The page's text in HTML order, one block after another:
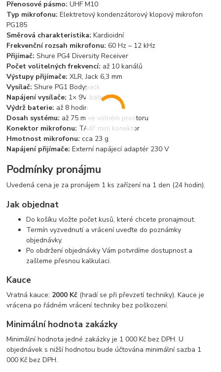
Přenosové pásmo: UHF M10
Typ mikrofonu: Elektretový kondenzátorový klopový mikrofon
PG185
Směrová charakteristika: Kardioidní
Frekvenční rozsah mikrofonu: 60 Hz – 12 kHz
Přijímač: Shure PG4 Diversity Receiver
Počet volitelných frekvencí: až 10 kanálů
Výstupy přijímače: XLR, Jack 6,3 mm
Vysílač: Shure PG1 Bodypack
Napájení vysílače: 1× 9V baterie
Výdrž baterie: až 8 hodin
Dosah systému: až 75 m ve volném prostoru
Konektor mikrofonu: TA4F mini konektor
Hmotnost mikrofonu: cca 23 g
Napájení přijímače: Externí napájecí adaptér 230 V
Podmínky pronájmu
Uvedená cena je za pronájem 1 ks zařízení na 1 den (24 hodin).
Jak objednat
Do košíku vložte počet kusů, které chcete pronajmout.
Termín vyzvednutí a vrácení uveďte do poznámky
objednávky.
Po obdržení objednávky Vám potvrdíme dostupnost a
zašleme přesnou kalkulaci.
Kauce
Vratná kauce: 2000 Kč (hradí se při převzetí techniky). Kauce je
vrácena po řádném vrácení techniky bez poškození.
Minimální hodnota zakázky
Minimální hodnota jedné zakázky je 1 000 Kč bez DPH. U
objednávek s nižší hodnotou bude účtována minimální sazba 1
000 Kč bez DPH.